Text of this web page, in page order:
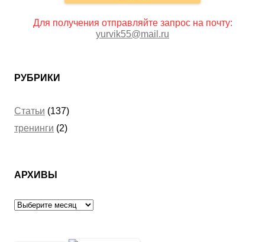
Для получения отправляйте запрос на почту:
yurvik55@mail.ru
РУБРИКИ
Статьи (137)
тренинги (2)
АРХИВЫ
Архивы